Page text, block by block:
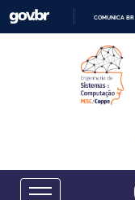
COMUNICA BR